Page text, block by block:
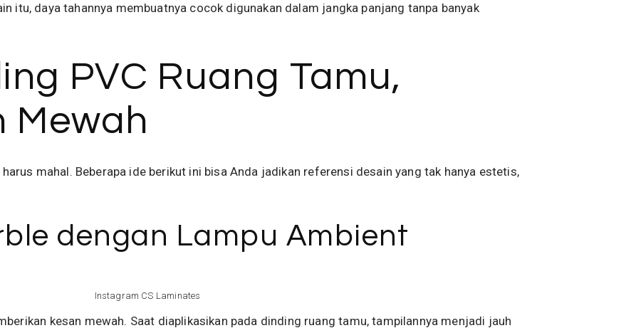
itu, daya tahannya membuatnya cocok digunakan dalam jangka panjang tanpa banyak
PVC Ruang Tamu,
Mewah
mahal. Beberapa ide berikut ini bisa Anda jadikan referensi desain yang tak hanya estetis,
dengan Lampu Ambient
Instagram CS Laminates
kesan mewah. Saat diaplikasikan pada dinding ruang tamu, tampilannya menjadi jauh